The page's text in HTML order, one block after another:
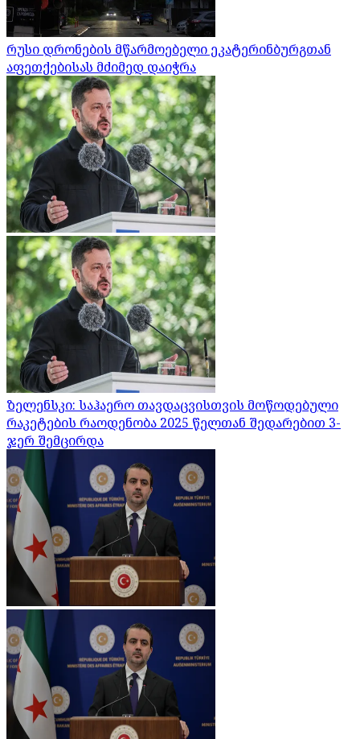
რუსი დრონების მწარმოებელი ეკატერინბურგთან
აფეთქებისას მძიმედ დაიჭრა
ზელენსკი: საჰაერო თავდაცვისთვის მოწოდებული
რაკეტების რაოდენობა 2025 წელთან შედარებით 3-
ჯერ შემცირდა